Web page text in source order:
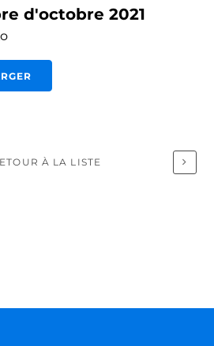
d'octobre 2021
À LA LISTE